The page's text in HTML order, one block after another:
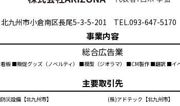
北九州市小倉南区長尾5-3-5-201 TEL.093-647-
事業内容
総合広告業
■販促グッズ（ノベルティ） ■模型（ジオラマ） ■CM製作 ■翻訳 ■イ
主要取引先
災設備【北九州市】 (株)アドテック【北九州市】